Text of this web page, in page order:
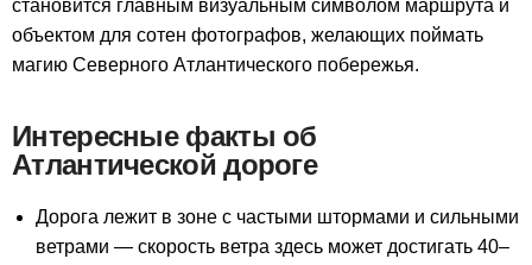
становится главным визуальным символом маршрута и
объектом для сотен фотографов, желающих поймать
магию Северного Атлантического побережья.
Интересные факты об
Атлантической дороге
Дорога лежит в зоне с частыми штормами и сильными
ветрами — скорость ветра здесь может достигать 40–